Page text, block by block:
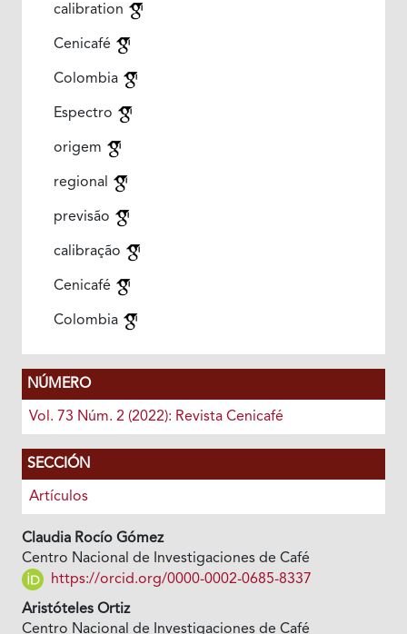
calibration
Cenicafé
Colombia
Espectro
origem
regional
previsão
calibração
Cenicafé
Colombia
NÚMERO
Vol. 73 Núm. 2 (2022): Revista Cenicafé
SECCIÓN
Artículos
Claudia Rocío Gómez
Centro Nacional de Investigaciones de Café
https://orcid.org/0000-0002-0685-8337
Aristóteles Ortiz
Centro Nacional de Investigaciones de Café